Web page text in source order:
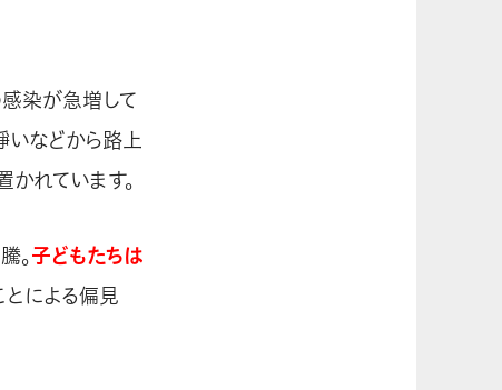
染が急増して
いなどから路上
れています。
。子どもたちは
による偏見